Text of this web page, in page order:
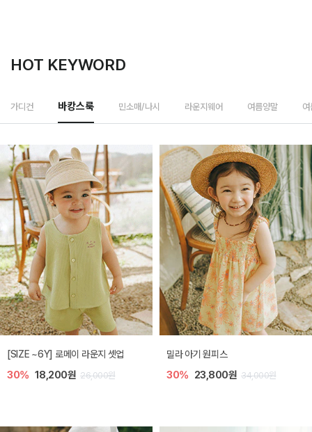
HOT KEYWORD
가디건 바캉스룩 민소매/나시 라운지웨어 여름양말
엘리오 아기 블라우스
40% 16,200원 27,000원
엘로디 니트 아기 뷔스티에
40% 16,200원 27,000원